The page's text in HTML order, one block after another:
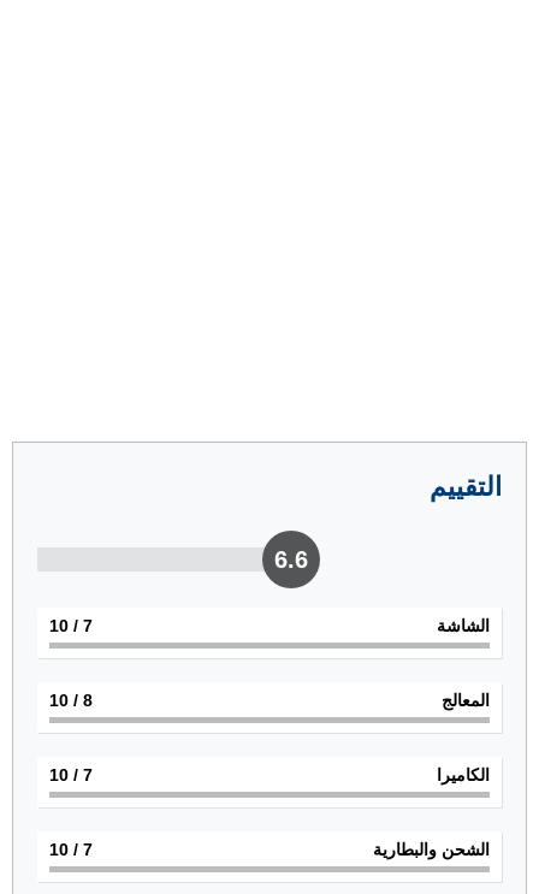
التقييم
6.6
الشاشة 7
/ 10
المعالج 8
/ 10
الكاميرا 7
/ 10
الشحن والبطارية 7
/ 10